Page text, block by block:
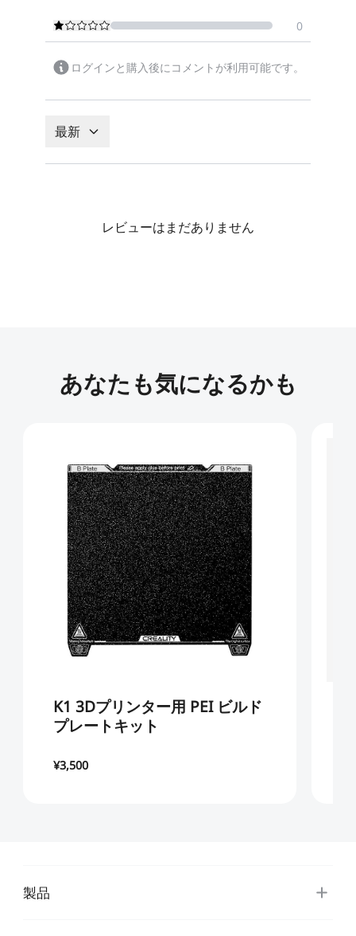
0
ログインと購入後にコメントが利用可能です。
最新
レビューはまだありません
あなたも気になるかも
K1 3Dプリンター用 PEI ビルド
プレートキット
¥3,500
製品